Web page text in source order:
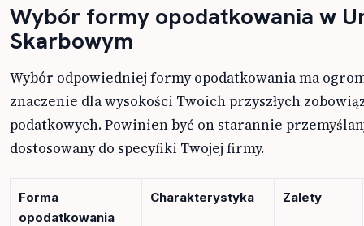
Wybór formy opodatkowania w
Skarbowym
Wybór odpowiedniej formy opodatkowania ma
znaczenie dla wysokości Twoich przyszłych
podatkowych. Powinien być on starannie
dostosowany do specyfiki Twojej firmy.
Forma
opodatkowania
Charakterystyka Zalety